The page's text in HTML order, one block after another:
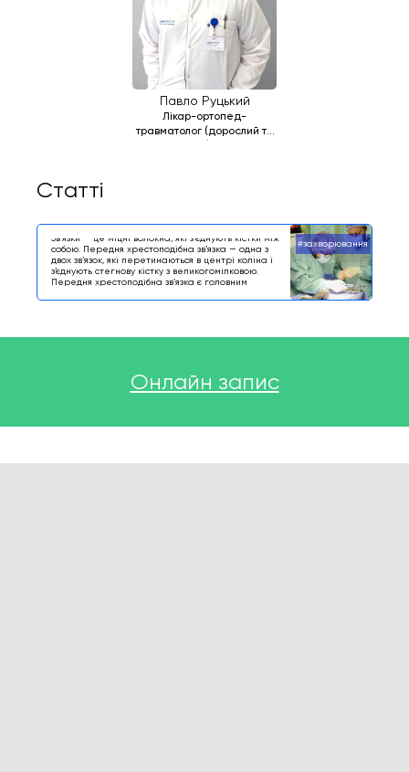
Павло Руцький
Лікар-ортопед-
травматолог (дорослий та
Статті
симптоми
Зв’язки — це міцні волокна, які зʼєднують кістки між
собою. Передня хрестоподібна звʼязка — одна з
двох зв’язок, які перетинаються в центрі коліна і
з’єднують стегнову кістку з великогомілковою.
Передня хрестоподібна звʼязка є головним
призводять її розрив провокують подальшу
#захворювання
Онлайн запис